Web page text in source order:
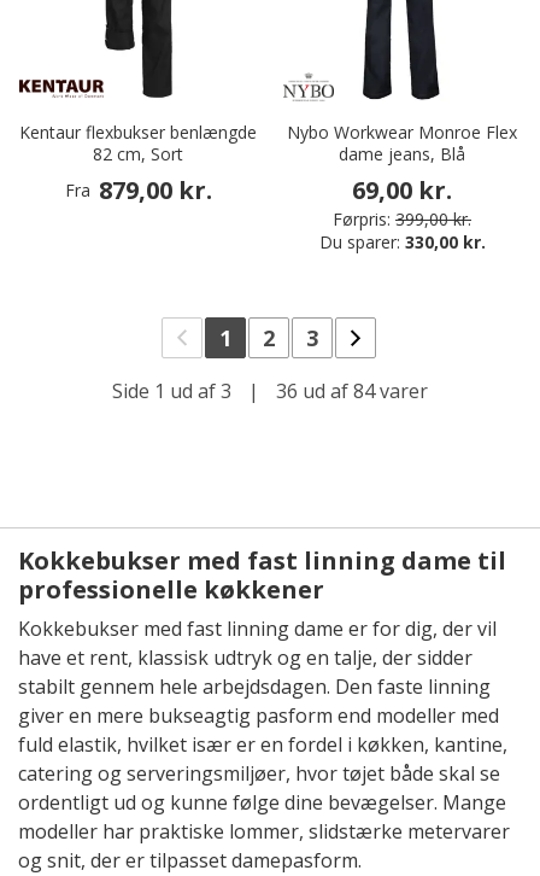
Kentaur flexbukser benlængde
82 cm, Sort
Fra 879,00 kr.
Nybo Workwear Monroe Flex
dame jeans, Blå
69,00 kr.
Førpris: 399,00 kr.
Du sparer: 330,00 kr.
1 2 3
Side 1 ud af 3 | 36 ud af 84 varer
Kokkebukser med fast linning dame til
professionelle køkkener
Kokkebukser med fast linning dame er for dig, der vil
have et rent, klassisk udtryk og en talje, der sidder
stabilt gennem hele arbejdsdagen. Den faste linning
giver en mere bukseagtig pasform end modeller med
fuld elastik, hvilket især er en fordel i køkken, kantine,
catering og serveringsmiljøer, hvor tøjet både skal se
ordentligt ud og kunne følge dine bevægelser. Mange
modeller har praktiske lommer, slidstærke metervarer
og snit, der er tilpasset damepasform.